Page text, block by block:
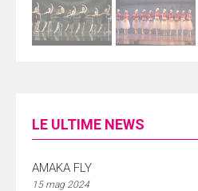
LE ULTIME NEWS
AMAKA FLY
15 mag 2024